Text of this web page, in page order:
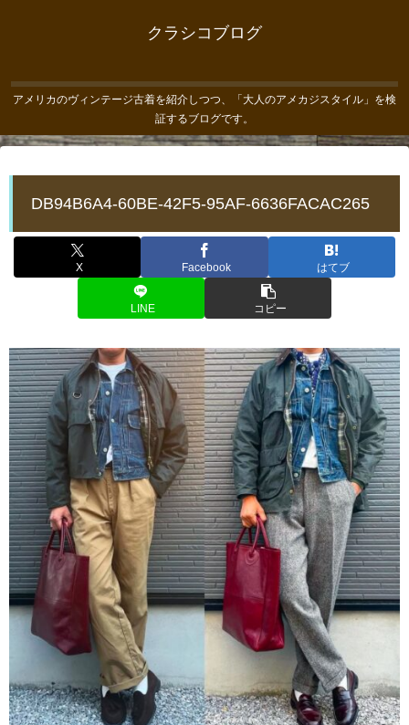
クラシコブログ
アメリカのヴィンテージ古着を紹介しつつ、「大人のアメカジスタイル」を検
証するブログです。
DB94B6A4-60BE-42F5-95AF-6636FACAC265
X Facebook はてブ
LINE コピー